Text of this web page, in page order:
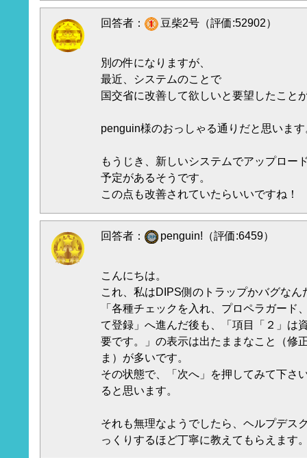
回答者： 豆柴2号（評価:52902）
別の件になりますが、
最近、システムのことで
国交省に改善して欲しいと要望したこと
penguin様のおっしゃる通りだと思います
もうじき、新しいシステムでアップロー
予定があるそうです。
この点も改善されていたらいいですね！
回答者： penguin!（評価:6459）
こんにちは。
これ、私はDIPS側のトラップかバグなん
「各種チェックを入れ、プロペラガード
て登録」へ進んだ後も、「項目「２」は
要です。」の表示は出たままなこと（修
ま）が多いです。
その状態で、「次へ」を押してみて下さ
ると思います。
それも無理なようでしたら、ヘルプデス
っくりするほど丁寧に教えてもらえます